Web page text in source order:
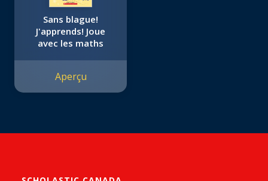
Sans blague!
J'apprends! Joue
avec les maths
Aperçu